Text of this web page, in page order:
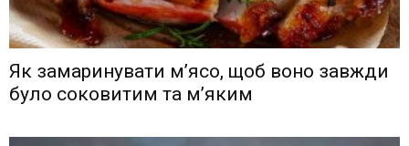
Як замаринувати м’ясо, щоб воно завжди
було соковитим та м’яким